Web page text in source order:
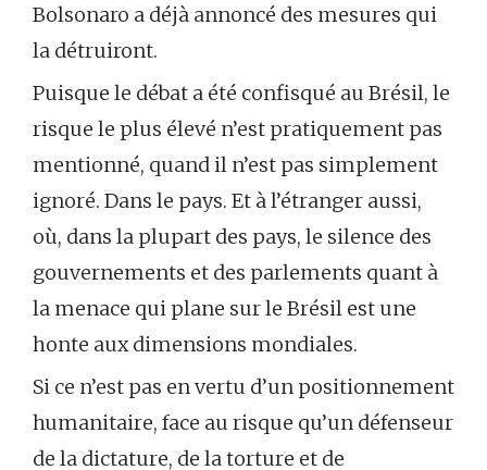
Bolsonaro a déjà annoncé des mesures qui
la détruiront.
Puisque le débat a été confisqué au Brésil, le
risque le plus élevé n’est pratiquement pas
mentionné, quand il n’est pas simplement
ignoré. Dans le pays. Et à l’étranger aussi,
où, dans la plupart des pays, le silence des
gouvernements et des parlements quant à
la menace qui plane sur le Brésil est une
honte aux dimensions mondiales.
Si ce n’est pas en vertu d’un positionnement
humanitaire, face au risque qu’un défenseur
de la dictature, de la torture et de